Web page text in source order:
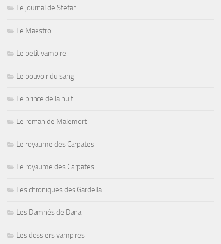
Le journal de Stefan
Le Maestro
Le petit vampire
Le pouvoir du sang
Le prince de la nuit
Le roman de Malemort
Le royaume des Carpates
Le royaume des Carpates
Les chroniques des Gardella
Les Damnés de Dana
Les dossiers vampires